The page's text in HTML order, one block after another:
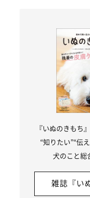
『いぬのきもち
“知りたい”“伝
犬のこと総
雑誌『い